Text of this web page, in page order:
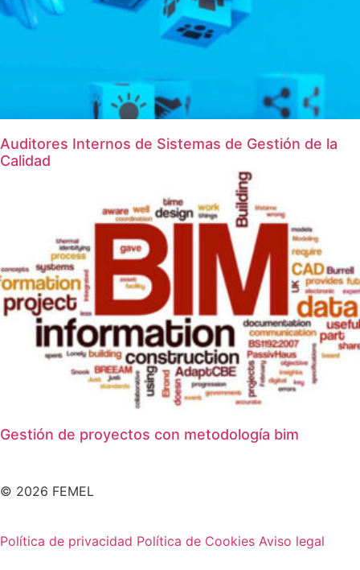
Auditores Internos de Sistemas de Gestión de la
Calidad
Gestión de proyectos con metodologí­a bim
© 2026 FEMEL
Política de privacidad Política de Cookies Aviso legal